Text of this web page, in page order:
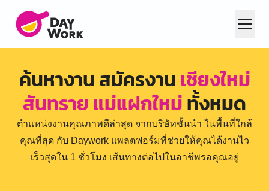
ค้นหางาน สมัครงานเชียงใหม่
สันทราย แม่แฝกใหม่ทั้งหมด
ตำแหน่งงานคุณภาพดีล่าสุด จากบริษัทชั้นนำ ในพื้นที่ใกล้
คุณที่สุด กับ Daywork แพลตฟอร์มที่ช่วยให้คุณได้งานไว
เร็วสุดใน 1 ชั่วโมง เส้นทางต่อไปในอาชีพรอคุณอยู่